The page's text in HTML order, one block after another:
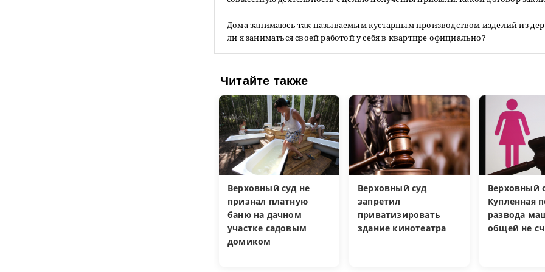
Дома занимаюсь так называемым кустарным производством изделий из
ли я заниматься своей работой у себя в квартире официально?
Читайте также
Верховный суд не
признал платную
баню на дачном
участке садовым
домиком
Верховный суд
запретил
приватизировать
здание кинотеатра
Верховный
Купленная
развода
общей не